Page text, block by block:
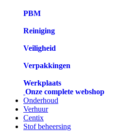
PBM
Reiniging
Veiligheid
Verpakkingen
Werkplaats
Onze complete webshop
Onderhoud
Verhuur
Centix
Stof beheersing